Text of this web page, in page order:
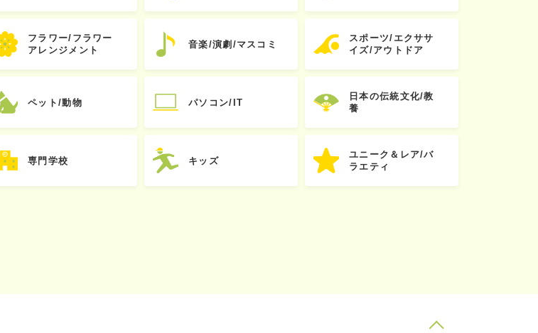
フラワー/フラワー
アレンジメント
音楽/演劇/マスコミ
スポーツ/エクササ
イズ/アウトドア
ペット/動物 パソコン/IT
日本の伝統文化/教
養
専門学校 キッズ
ユニーク＆レア/バ
ラエティ